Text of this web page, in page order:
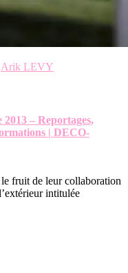
Arik LEVY
– Reportages,
| DECO-
fruit de leur collaboration
intitulée